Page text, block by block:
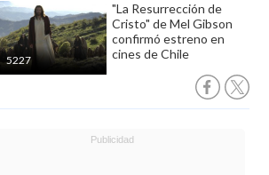
5227
"La Resurrección de
Cristo" de Mel Gibson
confirmó estreno en
cines de Chile